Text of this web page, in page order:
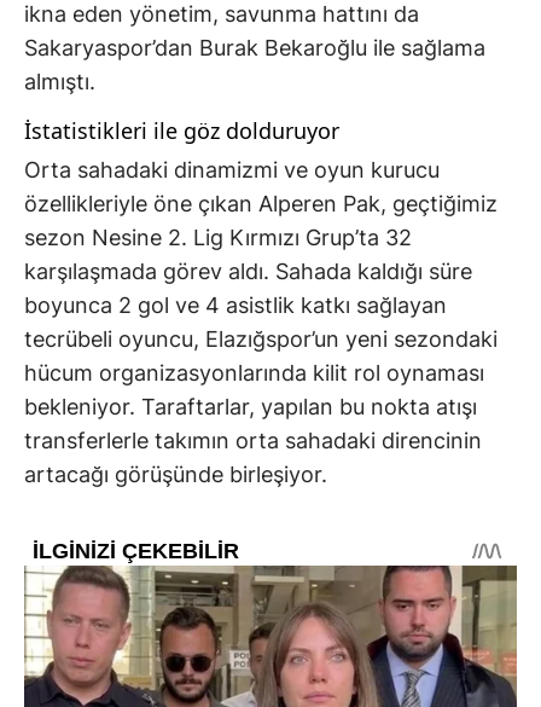
ikna eden yönetim, savunma hattını da
Sakaryaspor’dan Burak Bekaroğlu ile sağlama
almıştı.
İstatistikleri ile göz dolduruyor
Orta sahadaki dinamizmi ve oyun kurucu
özellikleriyle öne çıkan Alperen Pak, geçtiğimiz
sezon Nesine 2. Lig Kırmızı Grup’ta 32
karşılaşmada görev aldı. Sahada kaldığı süre
boyunca 2 gol ve 4 asistlik katkı sağlayan
tecrübeli oyuncu, Elazığspor’un yeni sezondaki
hücum organizasyonlarında kilit rol oynaması
bekleniyor. Taraftarlar, yapılan bu nokta atışı
transferlerle takımın orta sahadaki direncinin
artacağı görüşünde birleşiyor.